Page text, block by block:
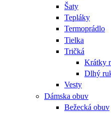
Šaty
Tepláky
Termoprádlo
Tielka
Tričká
Krátky
Dlhý
Vesty
Dámska obuv
Bežecká obuv